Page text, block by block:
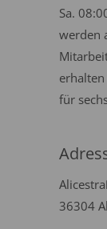
Sa.
werden
für
36304